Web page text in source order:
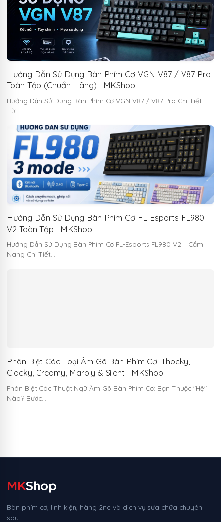
Hướng Dẫn Sử Dụng Bàn Phím Cơ VGN V87 / V87 Pro
Toàn Tập (Chuẩn Hãng) | MKShop
Hướng Dẫn Sử Dụng Bàn Phím Cơ VGN V87 / V87 Pro Chi Tiết
Từ…
Hướng Dẫn Sử Dụng Bàn Phím Cơ FL-Esports FL980
V2 Toàn Tập | MKShop
Hướng Dẫn Sử Dụng Bàn Phím Cơ FL-Esports FL980 V2 – Cẩm
Nang Chi Tiết…
Phân Biệt Các Loại Âm Gõ Bàn Phím Cơ: Thocky,
Clacky, Creamy, Marbly & Silent | MKShop
Phân Biệt Các Thuật Ngữ Âm Gõ Bàn Phím Cơ: Bạn Thuộc "Hệ"
Nào? Bước…
MKShop
Bàn phím cơ, linh kiện, hàng 2nd và dịch vụ sửa chữa chuyên
sâu.